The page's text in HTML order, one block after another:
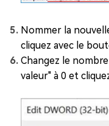
Nommer la
cliquez avec le
Changez le
valeur" à 0 et